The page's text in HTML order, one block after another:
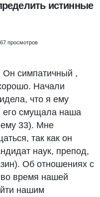
истинные
просмотров
Он симпатичный ,
Начали
что я ему
его смущала наша
ему 33). Мне
так как он
наук, препод,
Об отношениях с
время нашей
нашим